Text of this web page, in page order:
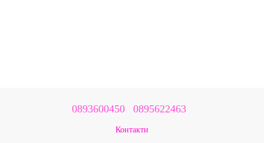
0893600450 0895622463
Контакти